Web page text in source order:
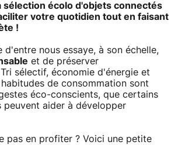
sélection écolo d'objets connectés
votre quotidien tout en faisant
!
d'entre nous essaye, à son échelle,
et de préserver
sélectif, économie d'énergie et
de consommation sont
éco-conscients, que certains
peuvent aider à développer
pas en profiter ? Voici une petite